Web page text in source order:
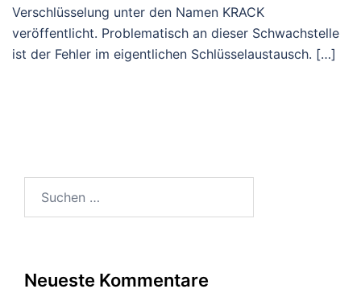
Verschlüsselung unter den Namen KRACK
veröffentlicht. Problematisch an dieser Schwachstelle
ist der Fehler im eigentlichen Schlüsselaustausch. […]
Neueste Kommentare